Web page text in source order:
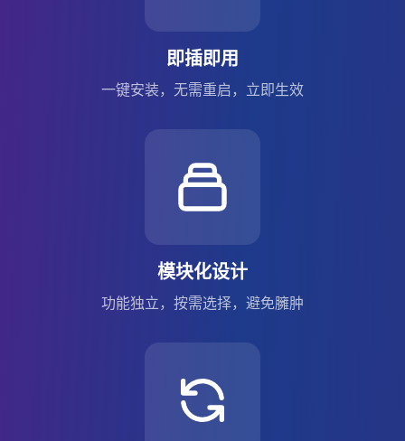
即插即用
一键安装，无需重启，立即生效
模块化设计
功能独立，按需选择，避免臃肿